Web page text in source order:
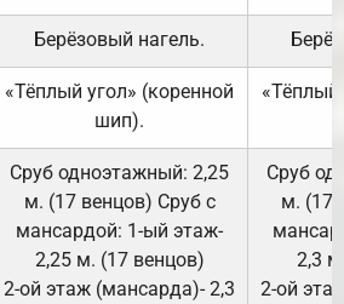
Берёзовый нагель.
«Тёплый угол» (коренной
шип).
«Тёплый
Сруб одноэтажный: 2,25
м. (17 венцов) Сруб с
мансардой: 1-ый этаж-
2,25 м. (17 венцов)
2-ой этаж (мансарда)- 2,3
Сруб
м. (17
2,3
2-ой